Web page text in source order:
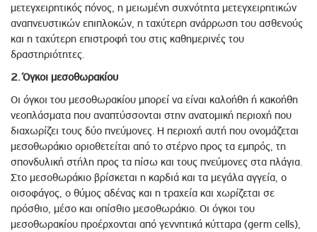
μετεγχειρητικός πόνος, η μειωμένη συχνότητα μετεγχειρητικών
αναπνευστικών επιπλοκών, η ταχύτερη ανάρρωση του ασθενούς
και η ταχύτερη επιστροφή του στις καθημερινές του
δραστηριότητες.
2. Όγκοι μεσοθωρακίου
Οι όγκοι του μεσοθωρακίου μπορεί να είναι καλοήθη ή κακοήθη
νεοπλάσματα που αναπτύσσονται στην ανατομική περιοχή που
διαχωρίζει τους δύο πνεύμονες. Η περιοχή αυτή που ονομάζεται
μεσοθωράκιο οριοθετείται από το στέρνο προς τα εμπρός, τη
σπονδυλική στήλη προς τα πίσω και τους πνεύμονες στα πλάγια.
Στο μεσοθωράκιο βρίσκεται η καρδιά και τα μεγάλα αγγεία, ο
οισοφάγος, ο θύμος αδένας και η τραχεία και χωρίζεται σε
πρόσθιο, μέσο και οπίσθιο μεσοθωράκιο. Οι όγκοι του
μεσοθωρακίου προέρχονται από γεννητικά κύτταρα (germ cells),